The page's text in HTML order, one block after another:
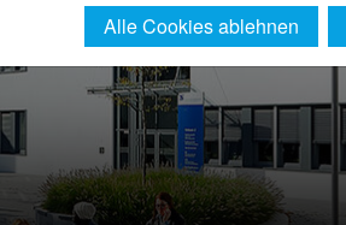
Alle Cookies ablehnen